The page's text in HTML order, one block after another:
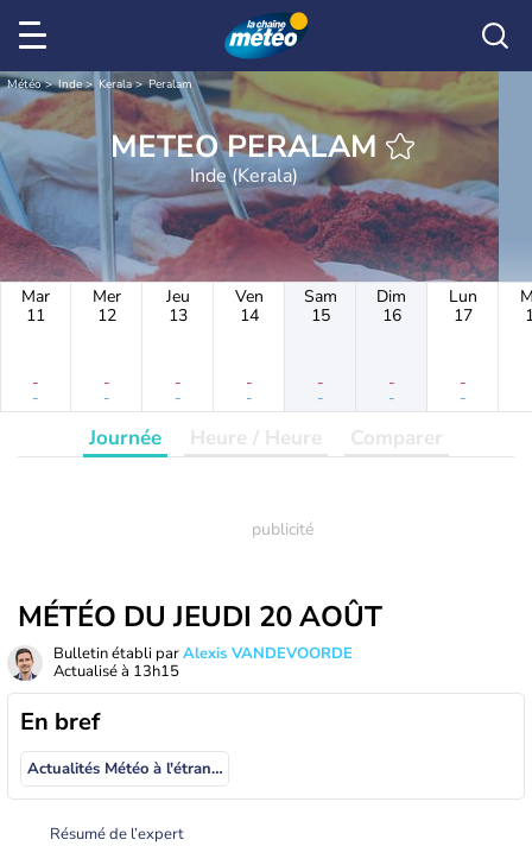
Météo Inde Kerala Peralam
METEO PERALAM
Inde (Kerala)
Mar
11
-
-
Mer
12
-
-
Jeu
13
-
-
Ven
14
-
-
Sam
15
-
-
Dim
16
-
-
Lun
17
-
-
Journée Heure / Heure Comparer
MÉTÉO DU JEUDI 20 AOÛT
Bulletin établi parAlexis VANDEVOORDE
Actualisé à 13h15
En bref
Actualités Météo à l'étranger
Résumé de l’expert